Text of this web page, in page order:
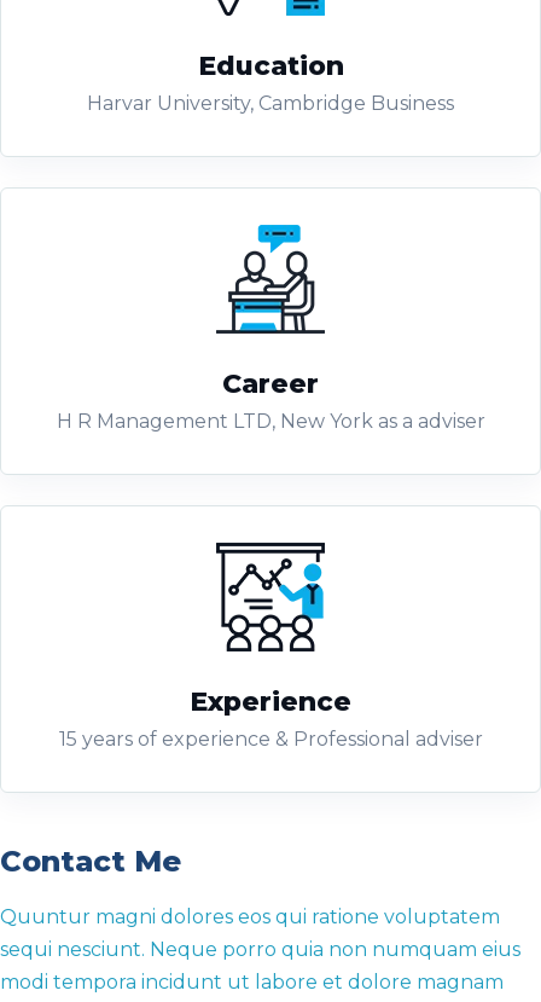
Education
Harvar University, Cambridge Business
Career
H R Management LTD, New York as a adviser
Experience
15 years of experience & Professional adviser
Contact Me
Quuntur magni dolores eos qui ratione voluptatem
sequi nesciunt. Neque porro quia non numquam eius
modi tempora incidunt ut labore et dolore magnam